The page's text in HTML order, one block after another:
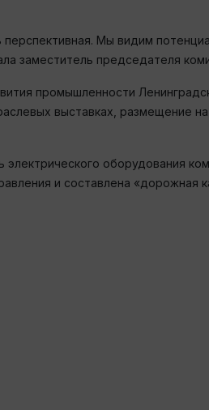
перспективная. Мы видим
заместитель председателя
промышленности
выставках, размещение
оборудования
и составлена «дорожная